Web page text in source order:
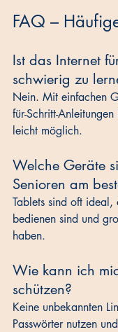
FAQ –
Ist das Internet
schwierig zu
Nein. Mit einfachen
für-Schritt-
leicht möglich.
Welche Geräte
Senioren am
Tablets sind oft ideal,
bedienen sind und
haben.
Wie kann ich
schützen?
Keine unbekannten
Passwörter nutzen